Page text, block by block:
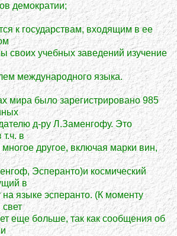
демократии;
к государствам, входящим в ее
своих учебных заведений изучение
международного языка.
мира было зарегистрировано 985
д-ру Л.Заменгофу. Это
в
другое, включая марки вин,
Эсперанто)и космический
в
на языке эсперанто. (К моменту
свет
еще больше, так как сообщения об